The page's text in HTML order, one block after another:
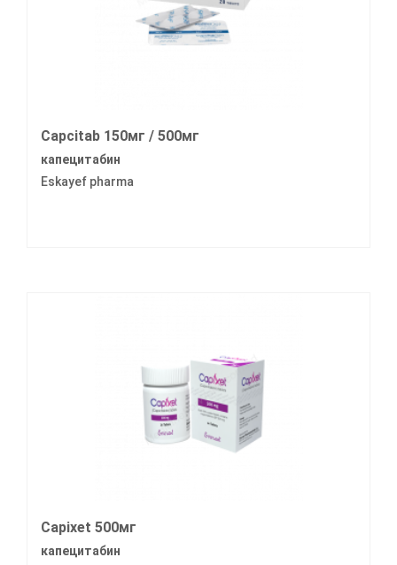
Capcitab 150мг / 500мг
капецитабин
Eskayef pharma
Capixet 500мг
капецитабин